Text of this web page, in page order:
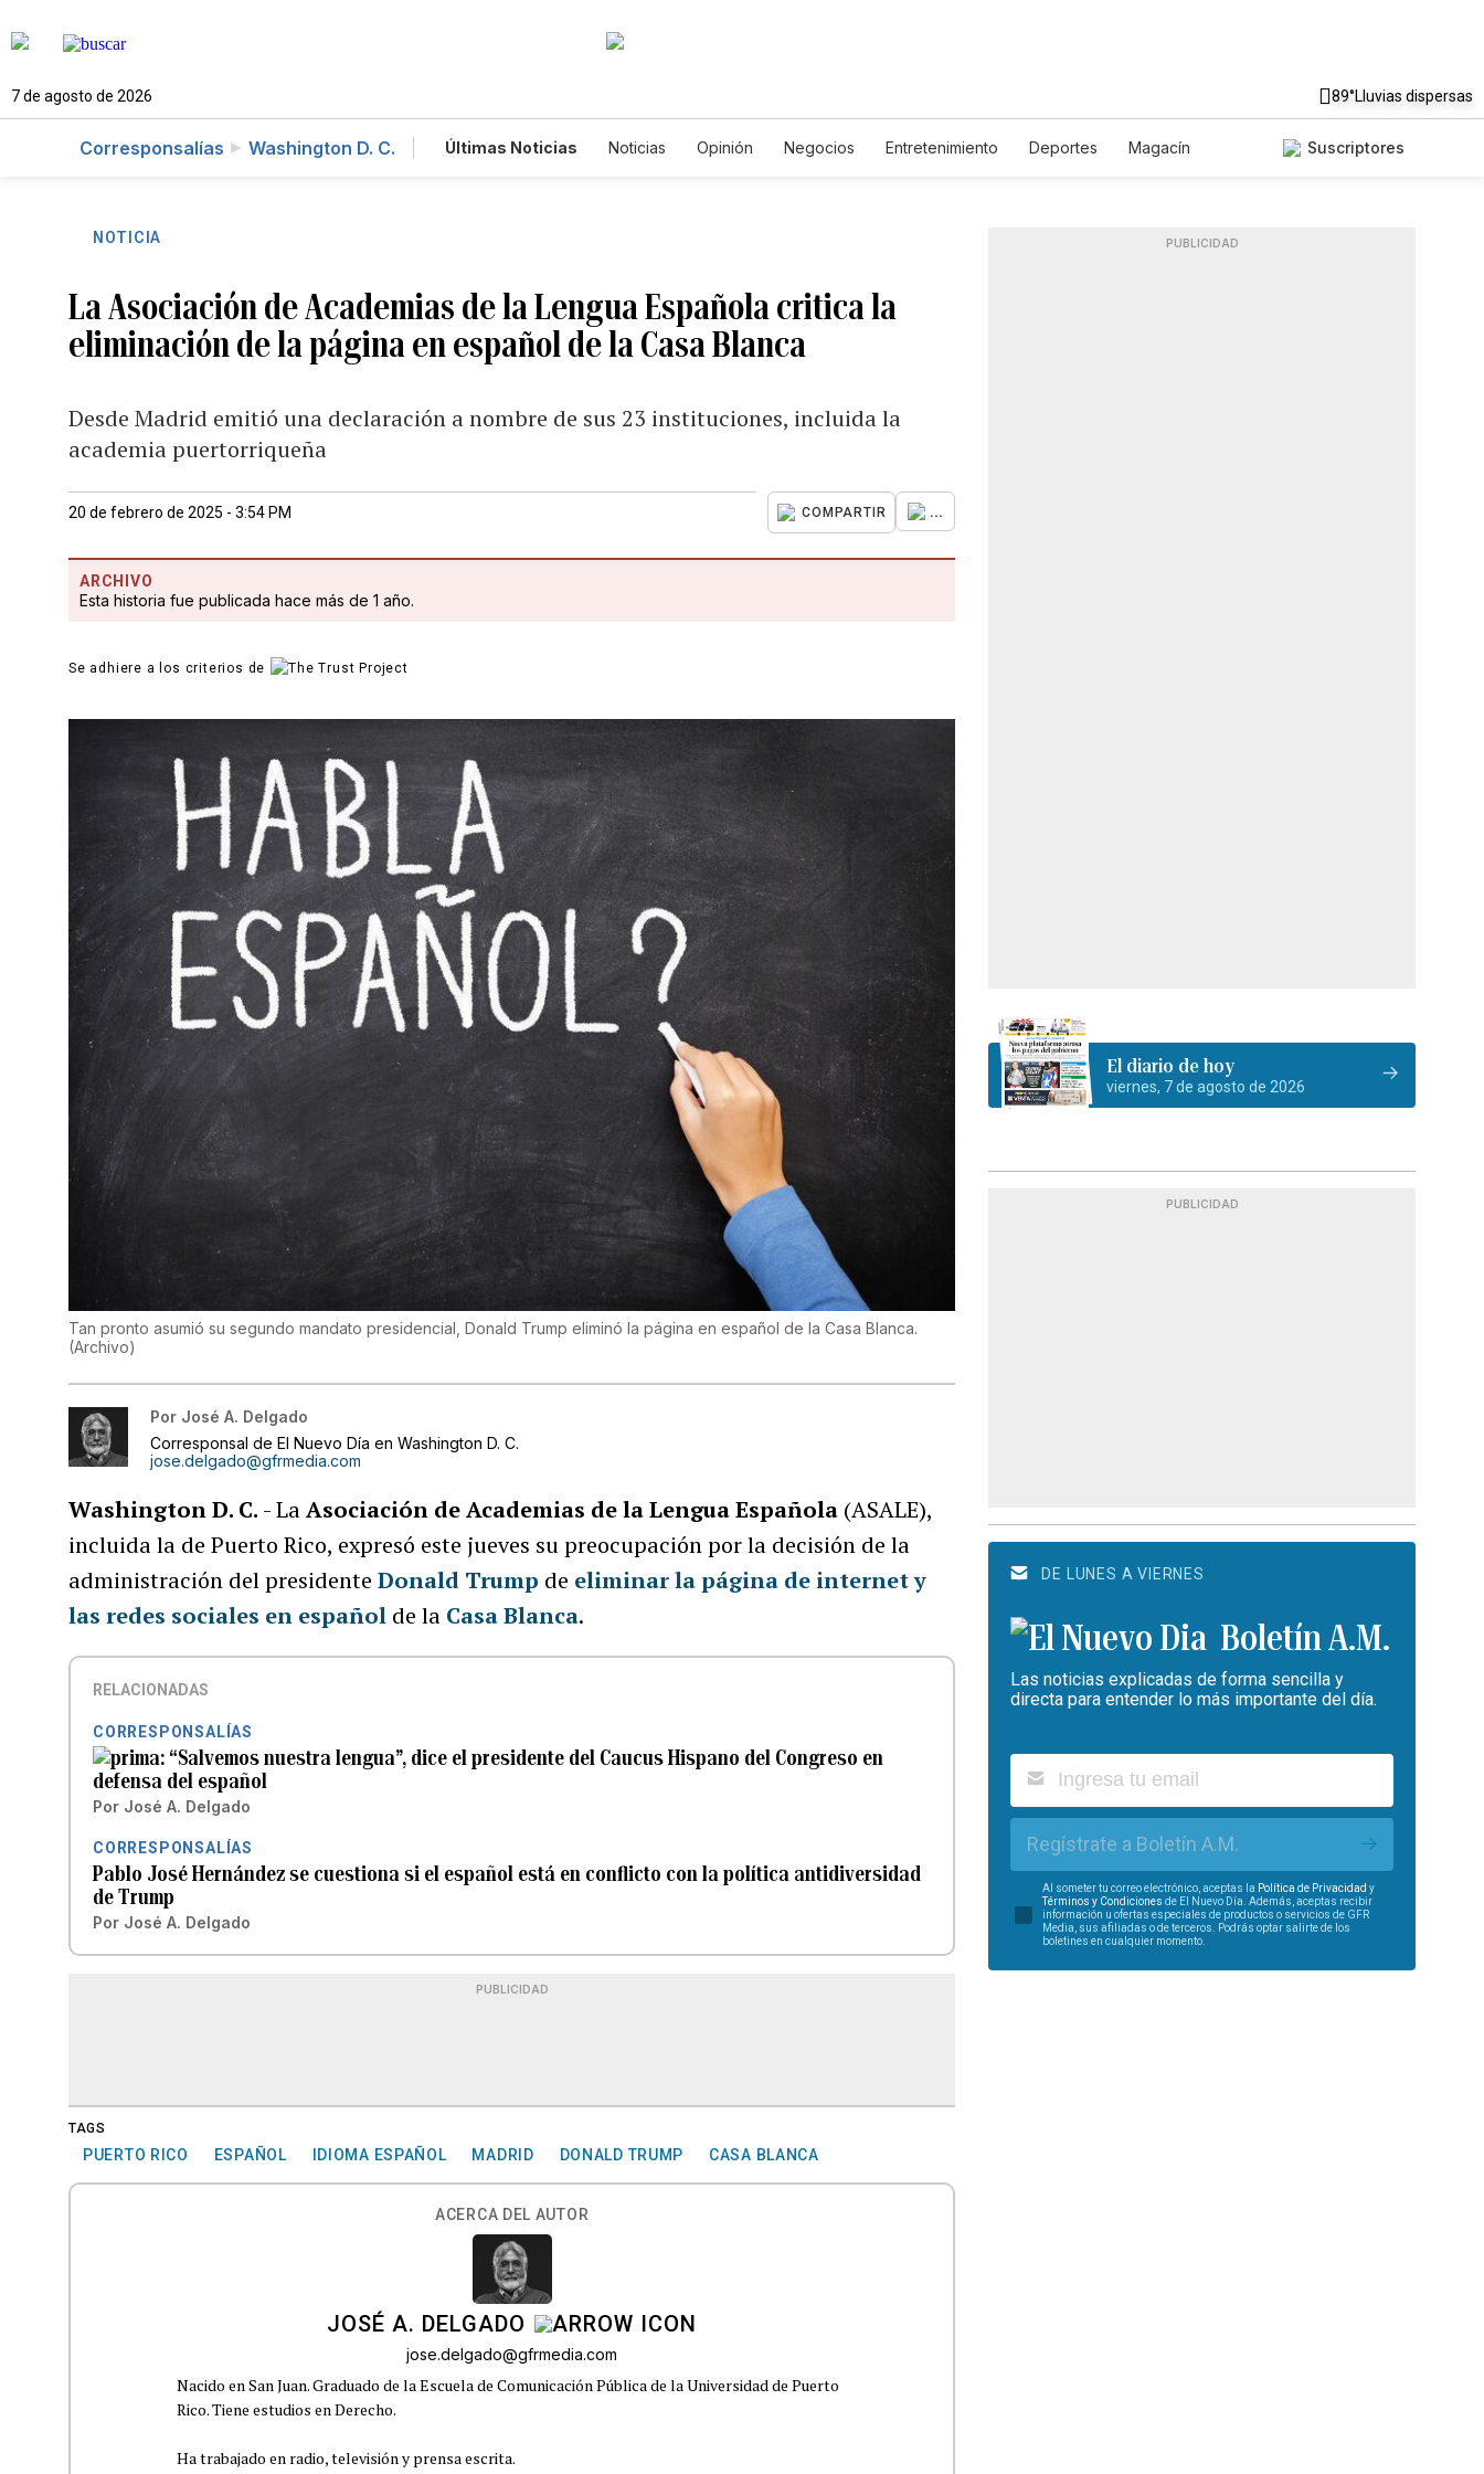
7 de agosto de 2026 89°Lluvias dispersas
Corresponsalías Washington D. C. Últimas Noticias Noticias Opinión Negocios Entretenimiento Deportes
Magacín
Suscriptores
NOTICIA
La Asociación de Academias de la Lengua Española critica la
eliminación de la página en español de la Casa Blanca
Desde Madrid emitió una declaración a nombre de sus 23 instituciones, incluida la
academia puertorriqueña
20 de febrero de 2025 - 3:54 PM COMPARTIR ...
ARCHIVO
Esta historia fue publicada hace más de 1 año.
Se adhiere a los criterios de
Tan pronto asumió su segundo mandato presidencial, Donald Trump eliminó la página en español de la Casa Blanca.
(Archivo)
Por José A. Delgado
Corresponsal de El Nuevo Día en Washington D. C.
jose.delgado@gfrmedia.com
Washington D. C. - LaAsociación de Academias de la Lengua Española (ASALE),
incluida la de Puerto Rico, expresó este jueves su preocupación por la decisión de la
administración del presidenteDonald Trump de eliminar la página de internet y
las redes sociales en español de la Casa Blanca.
RELACIONADAS
CORRESPONSALÍAS
“Salvemos nuestra lengua”, dice el presidente del Caucus Hispano del Congreso en
defensa del español
Por José A. Delgado
CORRESPONSALÍAS
Pablo José Hernández se cuestiona si el español está en conflicto con la política antidiversidad
de Trump
Por José A. Delgado
PUBLICIDAD
TAGS
PUERTO RICO ESPAÑOL IDIOMA ESPAÑOL MADRID DONALD TRUMP CASA BLANCA
ACERCA DEL AUTOR
JOSÉ A. DELGADO
jose.delgado@gfrmedia.com
Nacido en San Juan. Graduado de la Escuela de Comunicación Pública de la Universidad de Puerto
Rico. Tiene estudios en Derecho.
Ha trabajado en radio, televisión y prensa escrita.
PUBLICIDAD
El diario de hoy
viernes, 7 de agosto de 2026
PUBLICIDAD
DE LUNES A VIERNES
Boletín A.M.
Las noticias explicadas de forma sencilla y
directa para entender lo más importante del día.
Regístrate a Boletín A.M.
Al someter tu correo electrónico, aceptas la Política de Privacidad y
Términos y Condiciones de El Nuevo Día. Además, aceptas recibir
información u ofertas especiales de productos o servicios de GFR
Media, sus afiliadas o de terceros. Podrás optar salirte de los
boletines en cualquier momento.